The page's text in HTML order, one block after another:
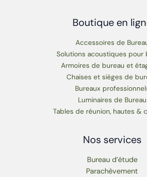
Boutique en
Accessoires de
Solutions acoustiques pour
Armoires de bureau et
Chaises et sièges de
Bureaux
Luminaires de Bureau
Tables de réunion, hautes &
Nos services
Bureau d’étude
Parachèvement